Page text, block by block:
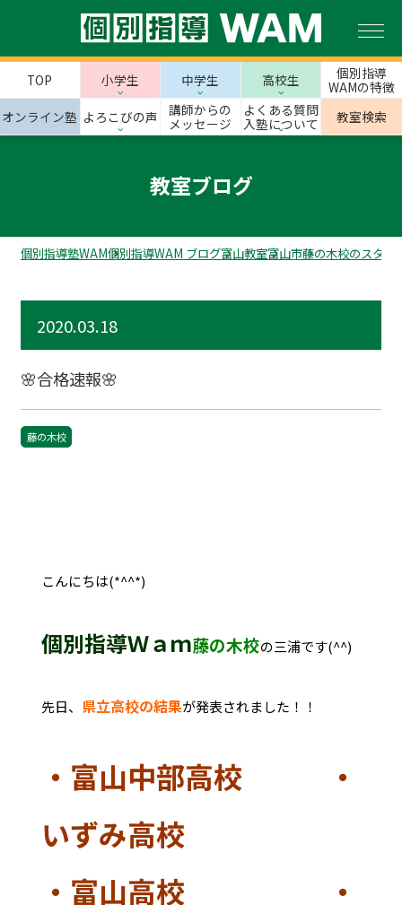
TOP 小学生 中学生 高校生
個別指導
WAMの特徴
オンライン塾 よろこびの声
講師からの
メッセージ
よくある質問
入塾について
教室検索
教室ブログ
個別指導塾WAM個別指導WAM ブログ富山教室富山市藤の木校のスタッ
2020.03.18
🌸合格速報🌸
藤の木校
こんにちは(*^^*)
個別指導Ｗａｍ藤の木校の三浦です(^^)
先日、 県立高校の結果が発表されました！！
・富山中部高校 ・
いずみ高校
・富山高校 ・